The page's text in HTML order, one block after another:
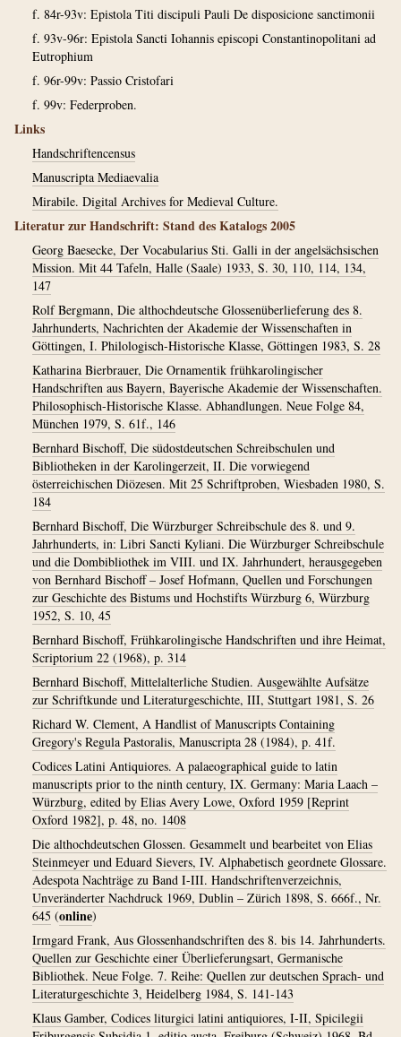
f. 84r-93v: Epistola Titi discipuli Pauli De disposicione sanctimonii
f. 93v-96r: Epistola Sancti Iohannis episcopi Constantinopolitani ad
Eutrophium
f. 96r-99v: Passio Cristofari
f. 99v: Federproben.
Links
Handschriftencensus
Manuscripta Mediaevalia
Mirabile. Digital Archives for Medieval Culture.
Literatur zur Handschrift: Stand des Katalogs 2005
Georg Baesecke, Der Vocabularius Sti. Galli in der angelsächsischen
Mission. Mit 44 Tafeln, Halle (Saale) 1933, S. 30, 110, 114, 134,
147
Rolf Bergmann, Die althochdeutsche Glossenüberlieferung des 8.
Jahrhunderts, Nachrichten der Akademie der Wissenschaften in
Göttingen, I. Philologisch-Historische Klasse, Göttingen 1983, S. 28
Katharina Bierbrauer, Die Ornamentik frühkarolingischer
Handschriften aus Bayern, Bayerische Akademie der Wissenschaften.
Philosophisch-Historische Klasse. Abhandlungen. Neue Folge 84,
München 1979, S. 61f., 146
Bernhard Bischoff, Die südostdeutschen Schreibschulen und
Bibliotheken in der Karolingerzeit, II. Die vorwiegend
österreichischen Diözesen. Mit 25 Schriftproben, Wiesbaden 1980, S.
184
Bernhard Bischoff, Die Würzburger Schreibschule des 8. und 9.
Jahrhunderts, in: Libri Sancti Kyliani. Die Würzburger Schreibschule
und die Dombibliothek im VIII. und IX. Jahrhundert, herausgegeben
von Bernhard Bischoff – Josef Hofmann, Quellen und Forschungen
zur Geschichte des Bistums und Hochstifts Würzburg 6, Würzburg
1952, S. 10, 45
Bernhard Bischoff, Frühkarolingische Handschriften und ihre Heimat,
Scriptorium 22 (1968), p. 314
Bernhard Bischoff, Mittelalterliche Studien. Ausgewählte Aufsätze
zur Schriftkunde und Literaturgeschichte, III, Stuttgart 1981, S. 26
Richard W. Clement, A Handlist of Manuscripts Containing
Gregory's Regula Pastoralis, Manuscripta 28 (1984), p. 41f.
Codices Latini Antiquiores. A palaeographical guide to latin
manuscripts prior to the ninth century, IX. Germany: Maria Laach –
Würzburg, edited by Elias Avery Lowe, Oxford 1959 [Reprint
Oxford 1982], p. 48, no. 1408
Die althochdeutschen Glossen. Gesammelt und bearbeitet von Elias
Steinmeyer und Eduard Sievers, IV. Alphabetisch geordnete Glossare.
Adespota Nachträge zu Band I-III. Handschriftenverzeichnis,
Unveränderter Nachdruck 1969, Dublin – Zürich 1898, S. 666f., Nr.
645 (online)
Irmgard Frank, Aus Glossenhandschriften des 8. bis 14. Jahrhunderts.
Quellen zur Geschichte einer Überlieferungsart, Germanische
Bibliothek. Neue Folge. 7. Reihe: Quellen zur deutschen Sprach- und
Literaturgeschichte 3, Heidelberg 1984, S. 141-143
Klaus Gamber, Codices liturgici latini antiquiores, I-II, Spicilegii